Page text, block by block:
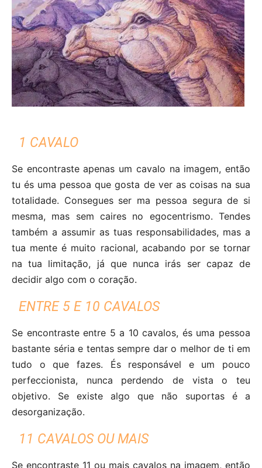
1 CAVALO
Se encontraste apenas um cavalo na imagem, então
tu és uma pessoa que gosta de ver as coisas na sua
totalidade. Consegues ser ma pessoa segura de si
mesma, mas sem caires no egocentrismo. Tendes
também a assumir as tuas responsabilidades, mas a
tua mente é muito racional, acabando por se tornar
na tua limitação, já que nunca irás ser capaz de
decidir algo com o coração.
ENTRE 5 E 10 CAVALOS
Se encontraste entre 5 a 10 cavalos, és uma pessoa
bastante séria e tentas sempre dar o melhor de ti em
tudo o que fazes. És responsável e um pouco
perfeccionista, nunca perdendo de vista o teu
objetivo. Se existe algo que não suportas é a
desorganização.
11 CAVALOS OU MAIS
Se encontraste 11 ou mais cavalos na imagem, então